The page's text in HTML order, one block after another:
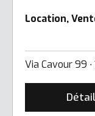
Location,
Via Cavour 99